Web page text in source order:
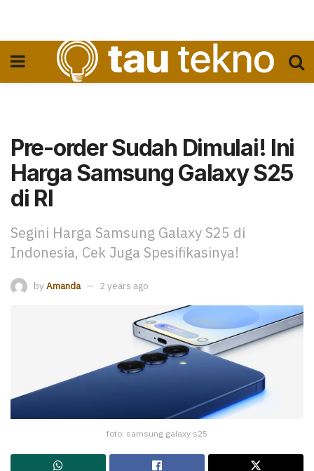
Pre-order Sudah Dimulai! Ini
Harga Samsung Galaxy S25
di RI
Segini Harga Samsung Galaxy S25 di
Indonesia, Cek Juga Spesifikasinya!
by Amanda 2 years ago
foto: samsung galaxy s25